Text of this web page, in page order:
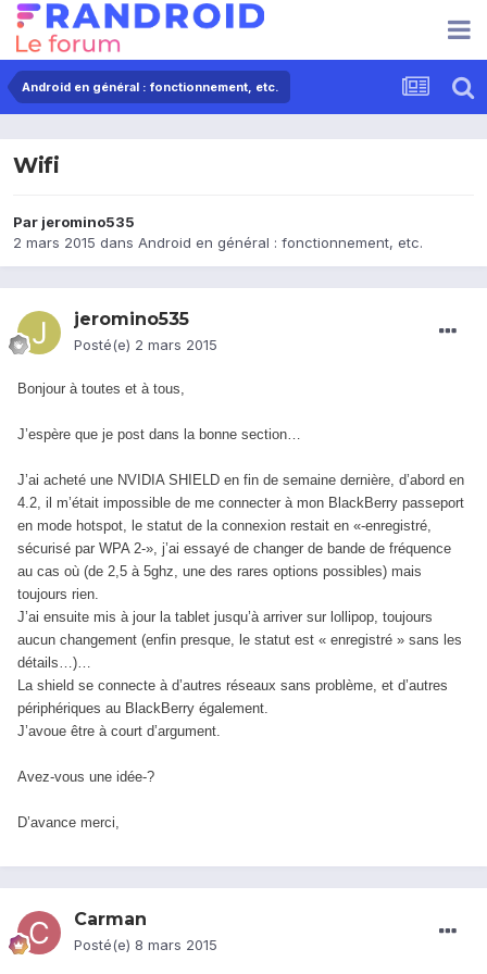
Android en général : fonctionnement, etc.
Wifi
Par jeromino535
2 mars 2015 dans Android en général : fonctionnement, etc.
jeromino535
Posté(e) 2 mars 2015
Bonjour à toutes et à tous,
J’espère que je post dans la bonne section…
J’ai acheté une NVIDIA SHIELD en fin de semaine dernière, d’abord en
4.2, il m’était impossible de me connecter à mon BlackBerry passeport
en mode hotspot, le statut de la connexion restait en «-enregistré,
sécurisé par WPA 2-», j’ai essayé de changer de bande de fréquence
au cas où (de 2,5 à 5ghz, une des rares options possibles) mais
toujours rien.
J’ai ensuite mis à jour la tablet jusqu’à arriver sur lollipop, toujours
aucun changement (enfin presque, le statut est « enregistré » sans les
détails…)…
La shield se connecte à d’autres réseaux sans problème, et d’autres
périphériques au BlackBerry également.
J’avoue être à court d’argument.
Avez-vous une idée-?
D’avance merci,
Carman
Posté(e) 8 mars 2015